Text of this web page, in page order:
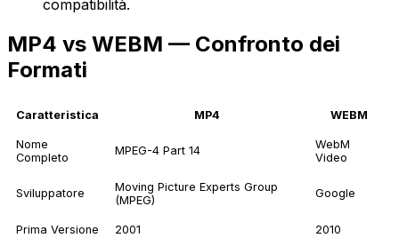
compatibilità.
MP4 vs WEBM — Confronto dei
Formati
Caratteristica MP4 WEBM
Nome
Completo
MPEG-4 Part 14
WebM
Video
Sviluppatore
Moving Picture Experts Group
(MPEG)
Google
Prima Versione 2001 2010